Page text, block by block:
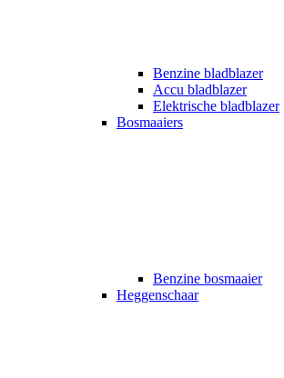
Benzine bladblazer
Accu bladblazer
Elektrische bladblazer
Bosmaaiers
Benzine bosmaaier
Heggenschaar